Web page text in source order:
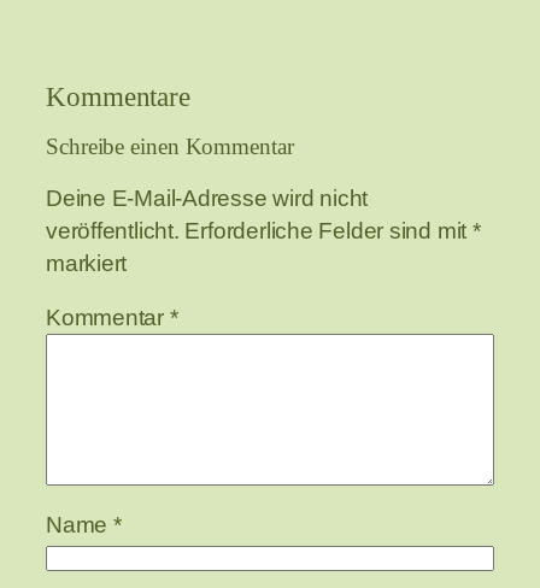
Kommentare
Schreibe einen Kommentar
Deine E-Mail-Adresse wird nicht
veröffentlicht. Erforderliche Felder sind mit *
markiert
Kommentar *
Name *